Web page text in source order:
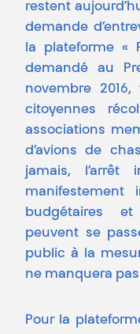
restent
demande
la plateforme «
demandé au
novembre
citoyennes
associations
d’avions de
jamais, l’arrêt
manifestement
budgétaires
peuvent se
public à la
ne manquera pas
Pour la